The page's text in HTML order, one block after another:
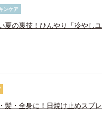
ンケア
夏の裏技！ひんやり「冷やし
髪・全身に！日焼け止めスプ